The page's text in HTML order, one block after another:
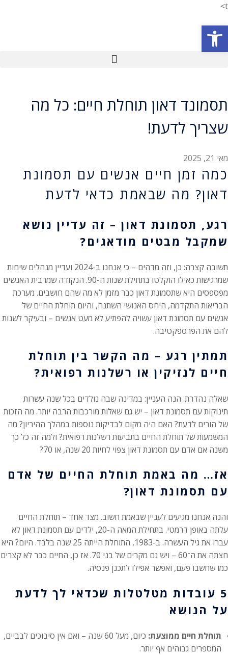
t>
תסמונד דאון תוחלת חיים: כל מה
שצריך לדעת!
מאי 21, 2025
כמה זמן חיים אנשים עם תסמונת
דאון? מה שבאמת כדאי לדעת
רגע, תסמונת דאון – זה עדיין נושא
שמקבל מבטים מודאגים?
תשובה קצרה: כן, וזה מדהים – כי אנחנו ב-2024 ועדיין מנהלים שיחות
שמרגישות כאילו הוקלטו בתחילת שנות ה-90. הנקודה שמרבית האנשים
מפספסים היא שתסמונת דאון כבר מזמן לא מה שהם חושבים. מערכת
הבריאות התקדמה, היחס האנושי השתנה, והיום תוחלת החיים של
אנשים עם תסמונת דאון עשויה להפתיע לא מעט אנשים – ובעיקר לשנות
להם את הפרספקטיבה.
תמתין רגע – מה הקשר בין תוחלת
חיים לנזיקין או רשלנות רפואית?
שאלה נהדרת. הנה העניין: במדינה שבה נולדים בכל שנה עשרות
תינוקות עם תסמונת דאון – יש גם שאלות מורכבות הרבה יותר. מה הזכות
של הורים לדעת? האם היה מקום לבדיקות נוספות במהלך ההיריון? מה
המשמעות של תוחלת החיים בתביעות רשלנות רפואית? ולמה זה כל כך
משנה אם אדם עם תסמונת דאון צפוי לחיות 20 שנה, או 70?
אז… מה באמת תוחלת החיים של אדם
עם תסמונת דאון?
והנה אנחנו מגיעים לעניין שבאמת חשוב. מצד אחד – תוחלת החיים
עלתה באופן דרמטי. בתחילת המאה ה-20, ילדים עם תסמונת דאון לא
עברו את גיל העשרה. ב-1983, התוחלת הייתה 25 שנה בלבד. היום? היא
חצתה את ה־60 – ויש גם מקרים של בני 70. אז כן, החיים כבר לא קצרים
כמו שחשבו פעם, ואפשר אפילו לתכנן פנסיה.
5 עובדות מטלטלות שכדאי לך לדעת
על הנושא
תוחלת חיים ממוצעת:
כיום, מעל 60 שנה – ואם אין סיבוכים לבביים,
המספרים גבוהים אף יותר.
פתח סרגל נגישות